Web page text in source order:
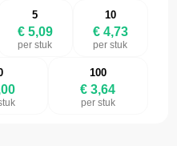
5
€ 5,09
per stuk
10
€ 4,73
per stuk
100
€ 3,64
per stuk